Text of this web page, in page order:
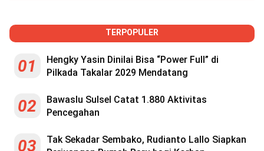
TERPOPULER
01
Hengky Yasin Dinilai Bisa “Power Full” di
Pilkada Takalar 2029 Mendatang
02
Bawaslu Sulsel Catat 1.880 Aktivitas
Pencegahan
03
Tak Sekadar Sembako, Rudianto Lallo Siapkan